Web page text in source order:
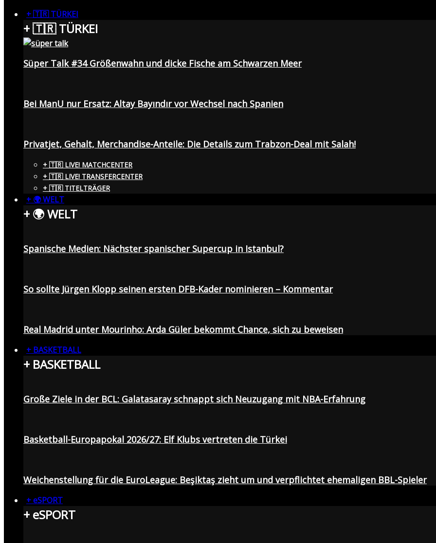
+ 🇹🇷 TÜRKEI
+ 🇹🇷 TÜRKEI
Süper Talk #34 Größenwahn und dicke Fische am Schwarzen Meer
Bei ManU nur Ersatz: Altay Bayındır vor Wechsel nach Spanien
Privatjet, Gehalt, Merchandise-Anteile: Die Details zum Trabzon-Deal mit Salah!
+ 🇹🇷 LIVE! MATCHCENTER
+ 🇹🇷 LIVE! TRANSFERCENTER
+ 🇹🇷 TITELTRÄGER
+ 🌍 WELT
+ 🌍 WELT
Spanische Medien: Nächster spanischer Supercup in Istanbul?
So sollte Jürgen Klopp seinen ersten DFB-Kader nominieren – Kommentar
Real Madrid unter Mourinho: Arda Güler bekommt Chance, sich zu beweisen
+ BASKETBALL
+ BASKETBALL
Große Ziele in der BCL: Galatasaray schnappt sich Neuzugang mit NBA-Erfahrung
Basketball-Europapokal 2026/27: Elf Klubs vertreten die Türkei
Weichenstellung für die EuroLeague: Beşiktaş zieht um und verpflichtet ehemaligen BBL-Spieler
+ eSPORT
+ eSPORT